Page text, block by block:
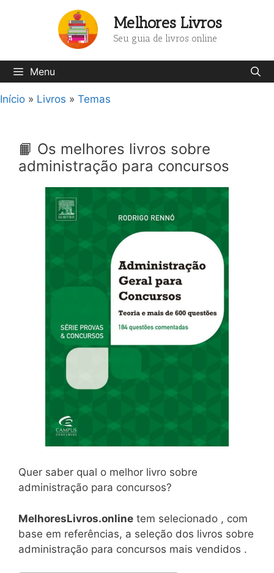
Melhores Livros
Seu guia de livros online
Menu
Início » Livros » Temas
📙 Os melhores livros sobre
administração para concursos
Quer saber qual o melhor livro sobre
administração para concursos?
MelhoresLivros.online tem selecionado , com
base em referências, a seleção dos livros sobre
administração para concursos mais vendidos .